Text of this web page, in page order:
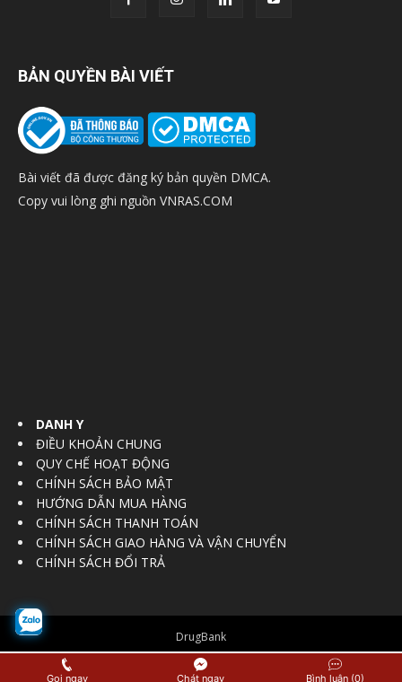
BẢN QUYỀN BÀI VIẾT
Bài viết đã được đăng ký bản quyền DMCA.
Copy vui lòng ghi nguồn VNRAS.COM
DANH Y
ĐIỀU KHOẢN CHUNG
QUY CHẾ HOẠT ĐỘNG
CHÍNH SÁCH BẢO MẬT
HƯỚNG DẪN MUA HÀNG
CHÍNH SÁCH THANH TOÁN
CHÍNH SÁCH GIAO HÀNG VÀ VẬN CHUYỂN
CHÍNH SÁCH ĐỔI TRẢ
DrugBank
© Copyright 2016 - 2017 Vietnam Regulatory Affairs Society
Gọi ngay Chát ngay Bình luận (0)